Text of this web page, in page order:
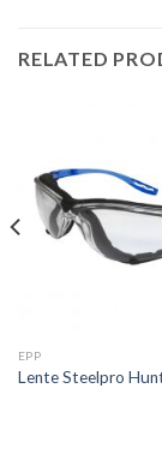
RELATED
EPP
Lente Steelpro